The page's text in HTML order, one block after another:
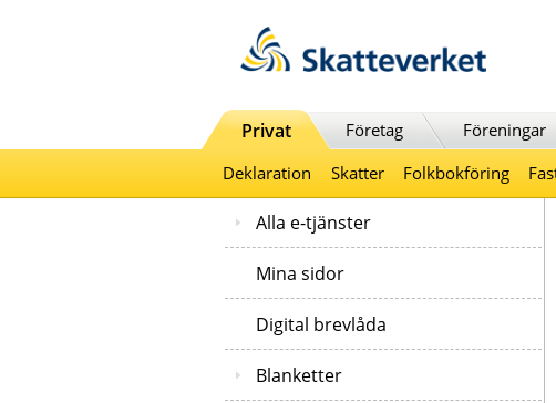
Privat Företag Föreningar
Deklaration
Skatter Folkbokföring
Alla e-tjänster
Mina sidor
Digital brevlåda
Blanketter